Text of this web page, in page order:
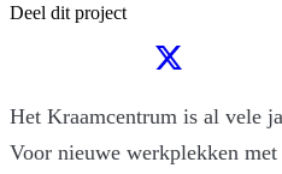
Deel dit project
Het Kraamcentrum is al vele
Voor nieuwe werkplekken